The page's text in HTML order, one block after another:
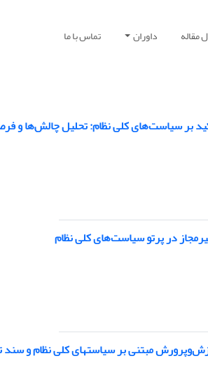
مقاله داوران تماس با ما
بر سیاست‌های کلی نظام: تحلیل چالش‌ها و
مبتنی بر سیاست‏های کلی نظام و